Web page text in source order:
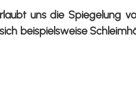
uns die Spiegelung
beispielsweise